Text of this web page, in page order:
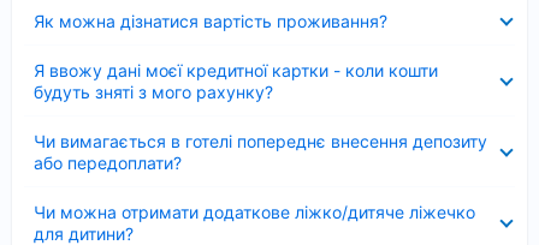
Як можна дізнатися вартість проживання?
Я ввожу дані моєї кредитної картки - коли кошти
будуть зняті з мого рахунку?
Чи вимагається в готелі попереднє внесення депозиту
або передоплати?
Чи можна отримати додаткове ліжко/дитяче ліжечко
для дитини?